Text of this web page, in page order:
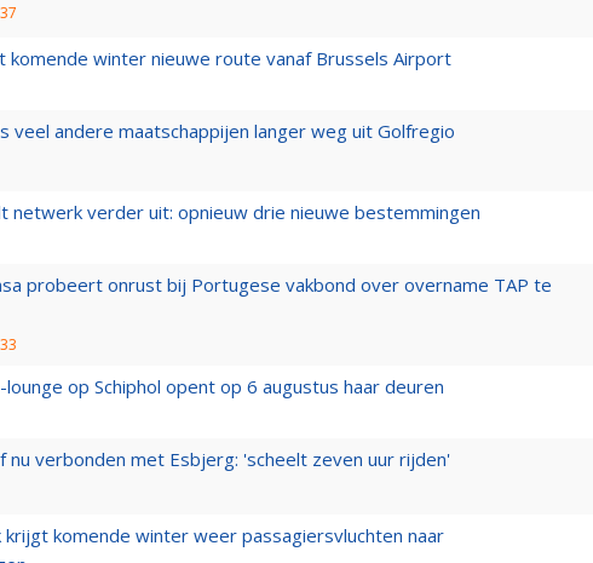
komende winter nieuwe route vanaf Brussels Airport
veel andere maatschappijen langer weg uit Golfregio
netwerk verder uit: opnieuw drie nieuwe bestemmingen
probeert onrust bij Portugese vakbond over overname TAP te
op Schiphol opent op 6 augustus haar deuren
nu verbonden met Esbjerg: 'scheelt zeven uur rijden'
krijgt komende winter weer passagiersvluchten naar